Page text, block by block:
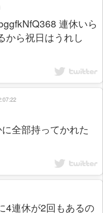
連休いら
から祝日はうれし
全部持ってかれた
4連休が2回もあるの